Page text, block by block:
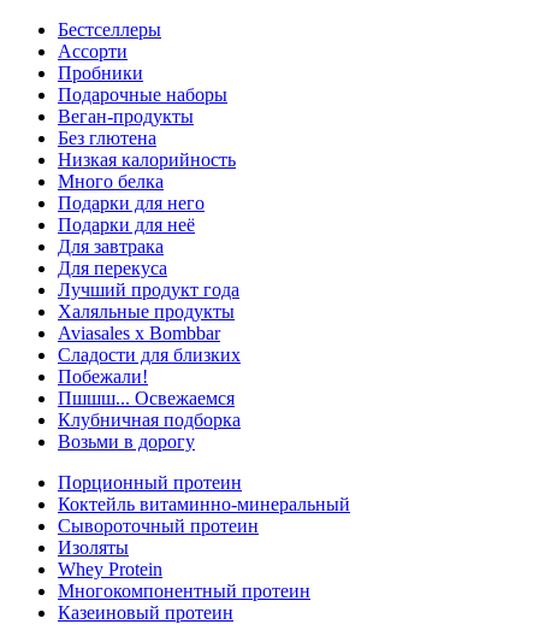
Бестселлеры
Ассорти
Пробники
Подарочные наборы
Веган-продукты
Без глютена
Низкая калорийность
Много белка
Подарки для него
Подарки для неё
Для завтрака
Для перекуса
Лучший продукт года
Халяльные продукты
Aviasales x Bombbar
Сладости для близких
Побежали!
Пшшш... Освежаемся
Клубничная подборка
Возьми в дорогу
Порционный протеин
Коктейль витаминно-минеральный
Сывороточный протеин
Изоляты
Whey Protein
Многокомпонентный протеин
Казеиновый протеин